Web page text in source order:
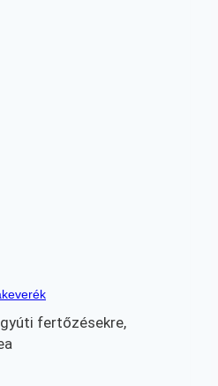
fertőzésekre,